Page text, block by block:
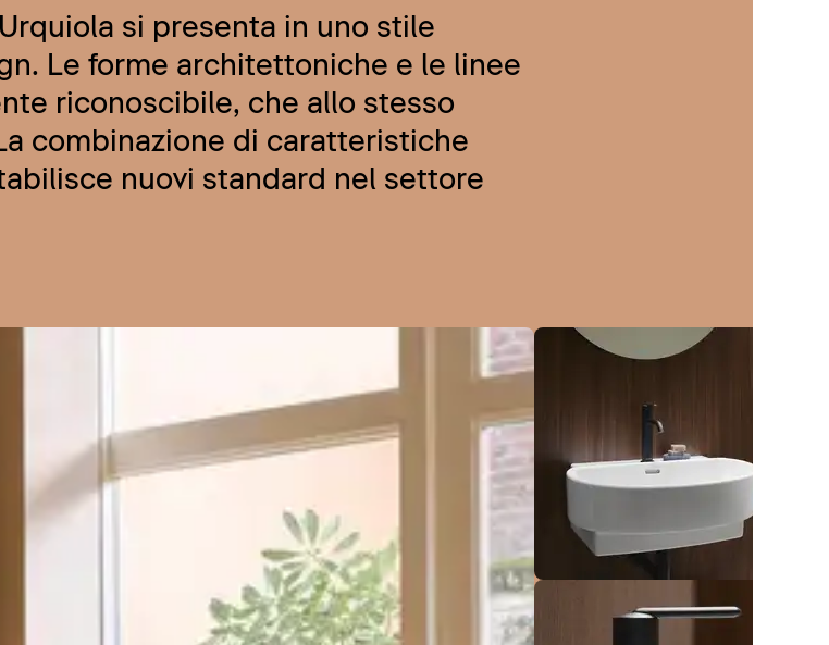
si presenta in uno stile
Le forme architettoniche e le linee
riconoscibile, che allo stesso
combinazione di caratteristiche
nuovi standard nel settore